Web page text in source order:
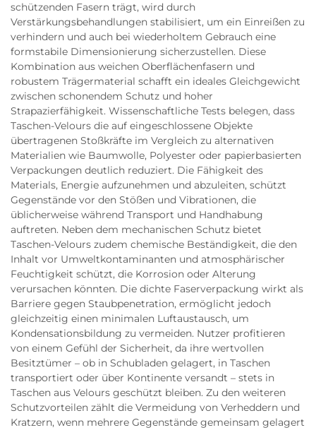
schützenden Fasern trägt, wird durch
Verstärkungsbehandlungen stabilisiert, um ein Einreißen zu
verhindern und auch bei wiederholtem Gebrauch eine
formstabile Dimensionierung sicherzustellen. Diese
Kombination aus weichen Oberflächenfasern und
robustem Trägermaterial schafft ein ideales Gleichgewicht
zwischen schonendem Schutz und hoher
Strapazierfähigkeit. Wissenschaftliche Tests belegen, dass
Taschen-Velours die auf eingeschlossene Objekte
übertragenen Stoßkräfte im Vergleich zu alternativen
Materialien wie Baumwolle, Polyester oder papierbasierten
Verpackungen deutlich reduziert. Die Fähigkeit des
Materials, Energie aufzunehmen und abzuleiten, schützt
Gegenstände vor den Stößen und Vibrationen, die
üblicherweise während Transport und Handhabung
auftreten. Neben dem mechanischen Schutz bietet
Taschen-Velours zudem chemische Beständigkeit, die den
Inhalt vor Umweltkontaminanten und atmosphärischer
Feuchtigkeit schützt, die Korrosion oder Alterung
verursachen könnten. Die dichte Faserverpackung wirkt als
Barriere gegen Staubpenetration, ermöglicht jedoch
gleichzeitig einen minimalen Luftaustausch, um
Kondensationsbildung zu vermeiden. Nutzer profitieren
von einem Gefühl der Sicherheit, da ihre wertvollen
Besitztümer – ob in Schubladen gelagert, in Taschen
transportiert oder über Kontinente versandt – stets in
Taschen aus Velours geschützt bleiben. Zu den weiteren
Schutzvorteilen zählt die Vermeidung von Verheddern und
Kratzern, wenn mehrere Gegenstände gemeinsam gelagert